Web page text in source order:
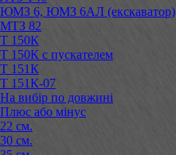
ЮМЗ 6, ЮМЗ 6АЛ (екскаватор)
МТЗ 82
Т 150К
Т 150К с пускателем
Т 151К
Т 151К-07
На вибір по довжині
Плюс або мінус
22 см.
30 см.